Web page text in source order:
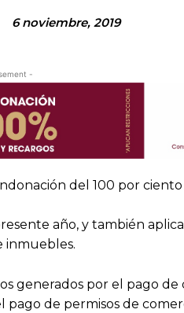
6 noviembre, 2019
-
del 100 por
año, y también
inmuebles.
generados por el pago
pago de permisos de